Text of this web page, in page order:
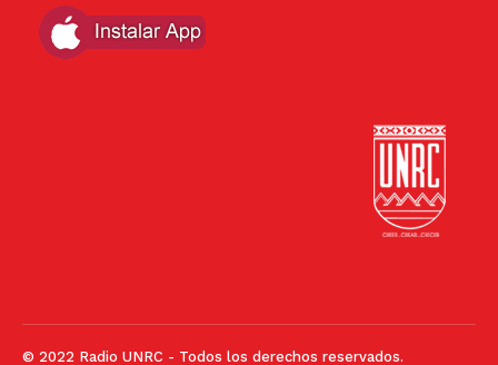
© 2022 Radio UNRC - Todos los derechos reservados.